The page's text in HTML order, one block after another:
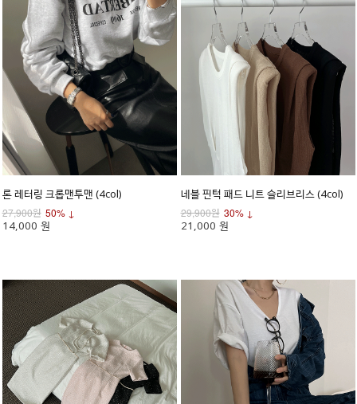
론 레터링 크롭맨투맨 (4col)
27,900원 50% ↓
14,000 원
네블 핀턱 패드 니트 슬리브리스 (4col)
29,900원 30% ↓
21,000 원